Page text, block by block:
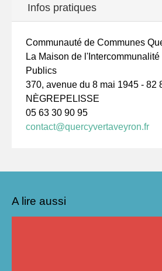
Infos pratiques
Communauté de Communes
La Maison de
Publics
370, avenue du 8 mai 1945 - 82
NÈGREPELISSE
05 63 30 90 95
contact@quercyvertaveyron.fr
A lire aussi